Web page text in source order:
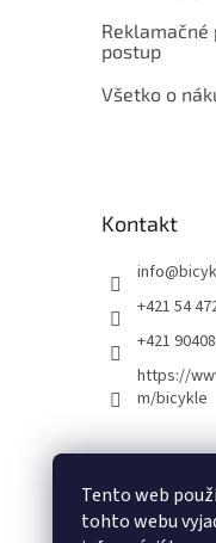
Tento web
tohto webu
Reklamačné
postup
Všetko o
Kontakt
info@
+421 54
+421
https://
m/bicykle